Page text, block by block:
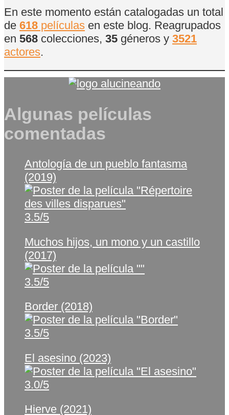
En este momento están catalogadas un total
de 618 películas en este blog. Reagrupados
en 568 colecciones, 35 géneros y 3521
actores.
Algunas películas
comentadas
Antología de un pueblo fantasma
(2019)
3.5/5
Muchos hijos, un mono y un castillo
(2017)
3.5/5
Border (2018)
3.5/5
El asesino (2023)
3.0/5
Hierve (2021)